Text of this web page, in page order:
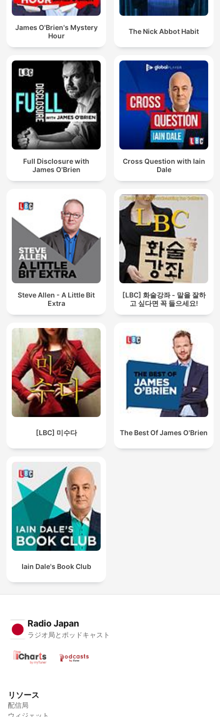
James O'Brien's Mystery
Hour
The Nick Abbot Habit
Full Disclosure with
James O'Brien
Cross Question with Iain
Dale
Steve Allen - A Little Bit
Extra
[LBC] 화술강좌 - 말을 잘하
고 싶다면 꼭 들으세요!
[LBC] 미수다 The Best Of James O'Brien
Iain Dale's Book Club
Radio Japan
ラジオ局とポッドキャスト
リソース
配信局